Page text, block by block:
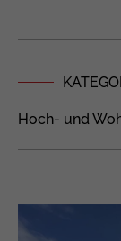
Hoch- und